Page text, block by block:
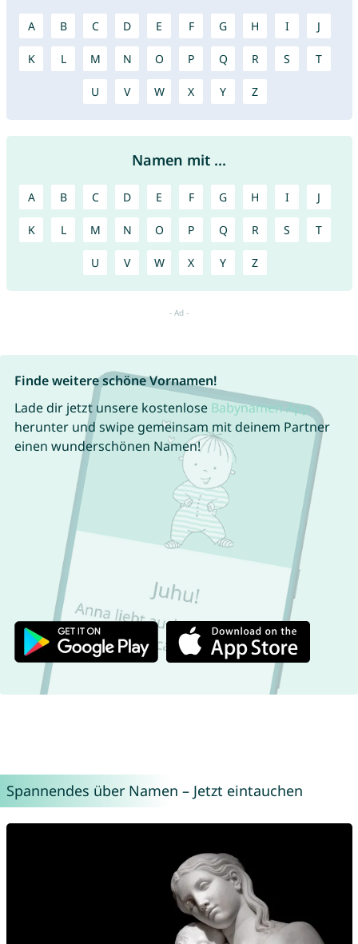
A B C D E F G H I J
K L M N O P Q R S T
U V W X Y Z
Namen mit ...
A B C D E F G H I J
K L M N O P Q R S T
U V W X Y Z
Finde weitere schöne Vornamen!
Lade dir jetzt unsere kostenlose Babynamen App
herunter und swipe gemeinsam mit deinem Partner
einen wunderschönen Namen!
Spannendes über Namen – Jetzt eintauchen